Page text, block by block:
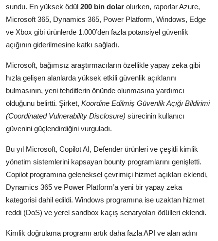
Köşe Yazısı
Dernek
Gastronomi
E-GAZETE
sundu. En yüksek ödül 200 bin dolar olurken, raporlar Azure,
Microsoft 365, Dynamics 365, Power Platform, Windows, Edge
ve Xbox gibi ürünlerde 1.000’den fazla potansiyel güvenlik
açığının giderilmesine katkı sağladı.
Microsoft, bağımsız araştırmacıların özellikle yapay zeka gibi
hızla gelişen alanlarda yüksek etkili güvenlik açıklarını
bulmasının, yeni tehditlerin önünde olunmasına yardımcı
olduğunu belirtti. Şirket, Koordine Edilmiş Güvenlik Açığı Bildirimi
(Coordinated Vulnerability Disclosure) sürecinin kullanıcı
güvenini güçlendirdiğini vurguladı.
Bu yıl Microsoft, Copilot AI, Defender ürünleri ve çeşitli kimlik
yönetim sistemlerini kapsayan bounty programlarını genişletti.
Copilot programına geleneksel çevrimiçi hizmet açıkları eklendi,
Dynamics 365 ve Power Platform’a yeni bir yapay zeka
kategorisi dahil edildi. Windows programına ise uzaktan hizmet
reddi (DoS) ve yerel sandbox kaçış senaryoları ödülleri eklendi.
Kimlik doğrulama programı artık daha fazla API ve alan adını